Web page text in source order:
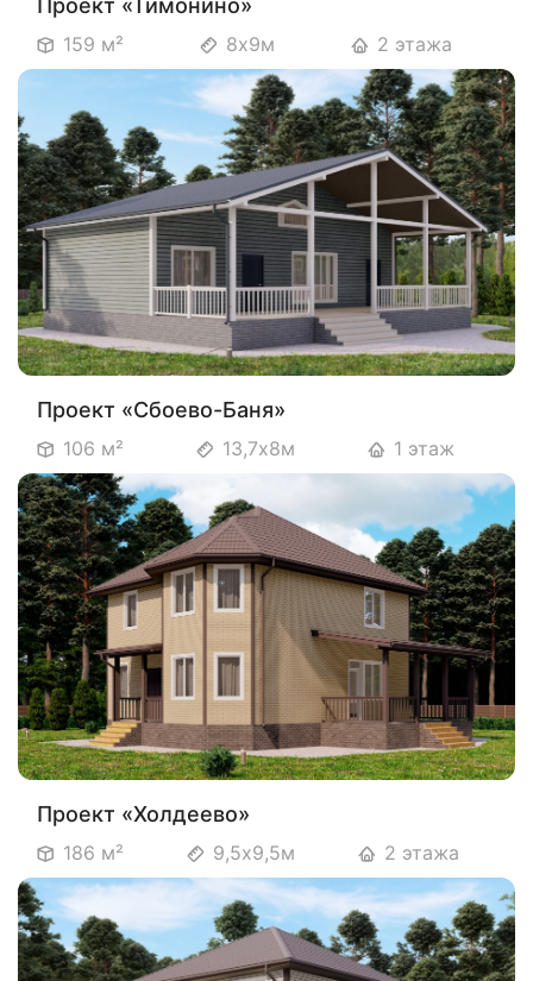
Проект «Тимонино»
159 м² 8х9м 2 этажа
Проект «Сбоево-Баня»
106 м² 13,7х8м 1 этаж
Проект «Холдеево»
186 м² 9,5х9,5м 2 этажа